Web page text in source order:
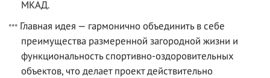
МКАД.
Главная идея — гармонично объединить в себе
преимущества размеренной загородной жизни и
функциональность спортивно-оздоровительных
объектов, что делает проект действительно